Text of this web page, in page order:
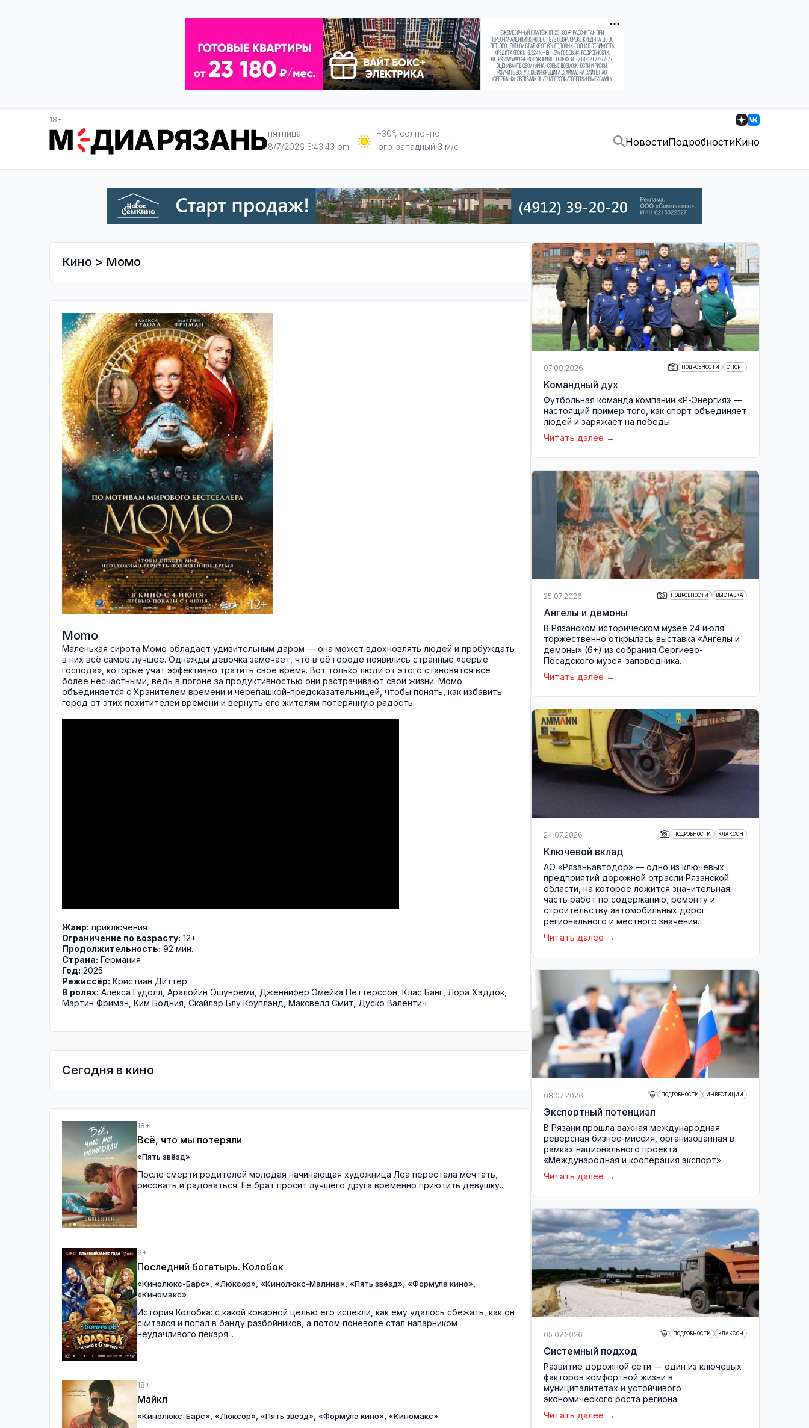
18+
пятница
8/7/2026 3:43:44 pm
+30°, солнечно
юго-западный 3 м/с
НовостиПодробностиКино
Кино > Момо
Momo
Маленькая сирота Момо обладает удивительным даром — она может вдохновлять людей и пробуждать
в них всё самое лучшее. Однажды девочка замечает, что в её городе появились странные «серые
господа», которые учат эффективно тратить своё время. Вот только люди от этого становятся всё
более несчастными, ведь в погоне за продуктивностью они растрачивают свои жизни. Момо
объединяется с Хранителем времени и черепашкой-предсказательницей, чтобы понять, как избавить
город от этих похитителей времени и вернуть его жителям потерянную радость.
Жанр: приключения
Ограничение по возрасту: 12+
Продолжительность: 92 мин.
Страна: Германия
Год: 2025
Режиссёр: Кристиан Диттер
В ролях: Алекса Гудолл Аралойин Ошунреми Дженнифер Эмейка Петтерссон Клас Банг Лора Хэддок
Мартин Фриман Ким Бодния Скайлар Блу Коуплэнд Максвелл Смит Дуско Валентич
Сегодня в кино
18+
Всё, что мы потеряли
«Пять звёзд»
После смерти родителей молодая начинающая художница Леа перестала мечтать,
рисовать и радоваться. Её брат просит лучшего друга временно приютить девушку...
6+
Последний богатырь. Колобок
«Кинолюкс-Барс» «Люксор» «Кинолюкс-Малина» «Пять звёзд» «Формула кино»
«Киномакс»
История Колобка: с какой коварной целью его испекли, как ему удалось сбежать, как он
скитался и попал в банду разбойников, а потом поневоле стал напарником
неудачливого пекаря...
18+
Майкл
«Кинолюкс-Барс» «Люксор» «Пять звёзд» «Формула кино» «Киномакс»
07.08.2026 ПОДРОБНОСТИ СПОРТ
Командный дух
Футбольная команда компании «Р-Энергия» —
настоящий пример того, как спорт объединяет
людей и заряжает на победы.
Читать далее
25.07.2026 ПОДРОБНОСТИ ВЫСТАВКА
Ангелы и демоны
В Рязанском историческом музее 24 июля
торжественно открылась выставка «Ангелы и
демоны» (6+) из собрания Сергиево-
Посадского музея-заповедника.
Читать далее
24.07.2026 ПОДРОБНОСТИ КЛАКСОН
Ключевой вклад
АО «Рязаньавтодор» — одно из ключевых
предприятий дорожной отрасли Рязанской
области, на которое ложится значительная
часть работ по содержанию, ремонту и
строительству автомобильных дорог
регионального и местного значения.
Читать далее
08.07.2026 ПОДРОБНОСТИ ИНВЕСТИЦИИ
Экспортный потенциал
В Рязани прошла важная международная
реверсная бизнес-миссия, организованная в
рамках национального проекта
«Международная и кооперация экспорт».
Читать далее
05.07.2026 ПОДРОБНОСТИ КЛАКСОН
Системный подход
Развитие дорожной сети — один из ключевых
факторов комфортной жизни в
муниципалитетах и устойчивого
экономического роста региона.
Читать далее